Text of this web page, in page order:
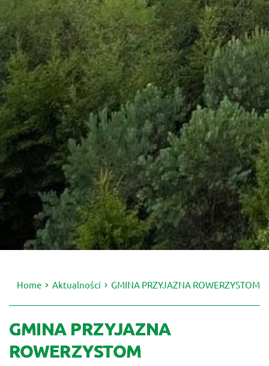
Home Aktualności GMINA PRZYJAZNA ROWERZYSTOM
GMINA PRZYJAZNA
ROWERZYSTOM